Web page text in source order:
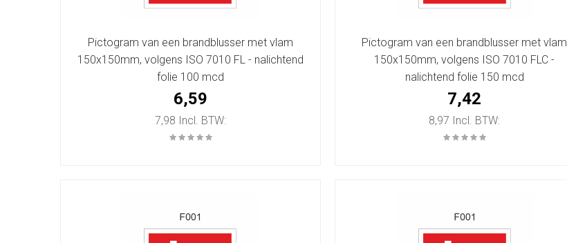
Pictogram van een brandblusser met vlam
150x150mm, volgens ISO 7010 FL - nalichtend
folie 100 mcd
6,59
7,98 Incl. BTW:
Pictogram van een brandblusser met vlam
150x150mm, volgens ISO 7010 FLC -
nalichtend folie 150 mcd
7,42
8,97 Incl. BTW: